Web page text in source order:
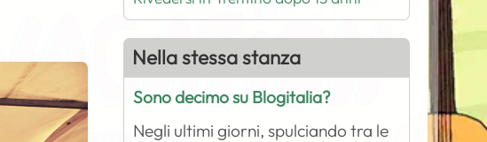
Nella stessa stanza
Sono decimo su Blogitalia?
Negli ultimi giorni, spulciando tra le